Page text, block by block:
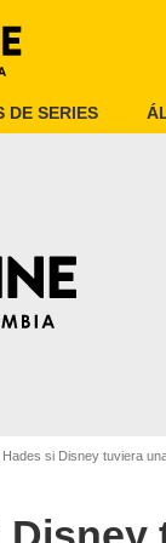
DE SERIES
si Disney tuviera